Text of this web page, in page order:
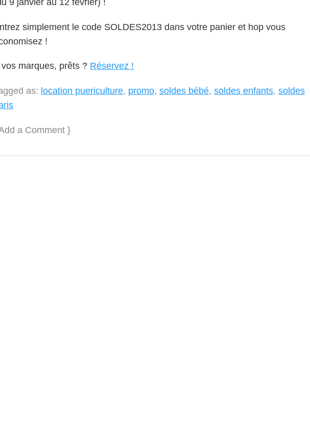
simplement le code SOLDES2013 dans votre panier et hop vous
!
vos marques, prêts ? Réservez !
as: location puericulture, promo, soldes bébé, soldes enfants, soldes
a Comment}